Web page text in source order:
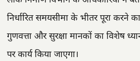
निर्धारित समयसीमा के भीतर पूरा करने
गुणवत्ता और सुरक्षा मानकों का विशेष
पर कार्य किया जाएगा।